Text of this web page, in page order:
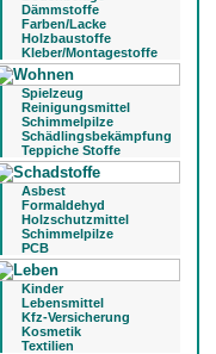
Dämmstoffe
Farben/Lacke
Holzbaustoffe
Kleber/Montagestoffe
Spielzeug
Reinigungsmittel
Schimmelpilze
Schädlingsbekämpfung
Teppiche Stoffe
Asbest
Formaldehyd
Holzschutzmittel
Schimmelpilze
PCB
Kinder
Lebensmittel
Kfz-Versicherung
Kosmetik
Textilien